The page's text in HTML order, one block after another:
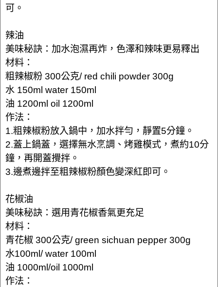
可。
辣油
美味秘訣：加水泡濕再炸，色澤和辣味更易釋出
材料：
粗辣椒粉 300公克/ red chili powder 300g
水 150ml water 150ml
油 1200ml oil 1200ml
作法：
1.粗辣椒粉放入鍋中，加水拌勻，靜置5分鐘。
2.蓋上鍋蓋，選擇無水烹調、烤雞模式，煮約10分
鐘，再開蓋攪拌。
3.邊煮邊拌至粗辣椒粉顏色變深紅即可。
花椒油
美味秘訣：選用青花椒香氣更充足
材料：
青花椒 300公克/ green sichuan pepper 300g
水100ml/ water 100ml
油 1000ml/oil 1000ml
作法：